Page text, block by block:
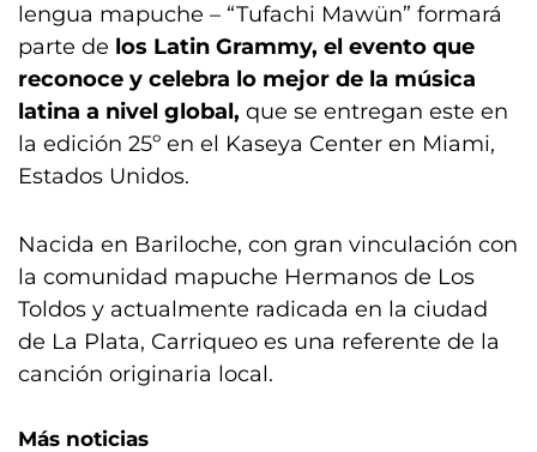
lengua mapuche – “Tufachi Mawün” formará
parte de los Latin Grammy, el evento que
reconoce y celebra lo mejor de la música
latina a nivel global, que se entregan este en
la edición 25º en el Kaseya Center en Miami,
Estados Unidos.
Nacida en Bariloche, con gran vinculación con
la comunidad mapuche Hermanos de Los
Toldos y actualmente radicada en la ciudad
de La Plata, Carriqueo es una referente de la
canción originaria local.
Más noticias